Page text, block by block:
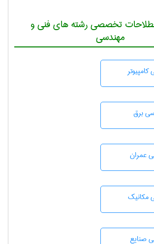
تخصصی رشته های فنی و
مهندسی
برق
عمران
مکانیک
صنايع